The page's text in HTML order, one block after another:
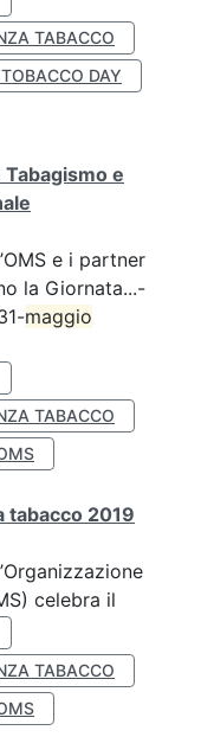
TABACCO
DAY
e
e i partner
la Giornata...-
maggio
TABACCO
tabacco 2019
celebra il
TABACCO